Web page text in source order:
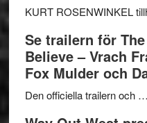
KURT ROSENWINKEL
Se trailern för
Believe – Vrach
Fox Mulder och
Den officiella trailern och …